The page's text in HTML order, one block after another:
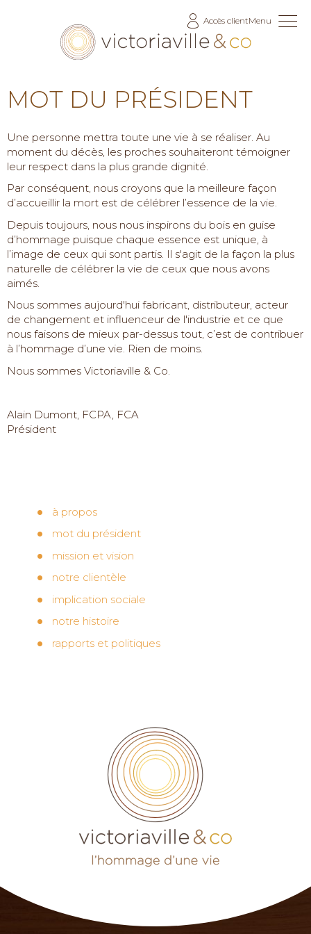
Accès clientMenu
MOT DU PRÉSIDENT
Une personne mettra toute une vie à se réaliser. Au
moment du décès, les proches souhaiteront témoigner
leur respect dans la plus grande dignité.
Par conséquent, nous croyons que la meilleure façon
d’accueillir la mort est de célébrer l’essence de la vie.
Depuis toujours, nous nous inspirons du bois en guise
d’hommage puisque chaque essence est unique, à
l’image de ceux qui sont partis. Il s'agit de la façon la plus
naturelle de célébrer la vie de ceux que nous avons
aimés.
Nous sommes aujourd'hui fabricant, distributeur, acteur
de changement et influenceur de l'industrie et ce que
nous faisons de mieux par-dessus tout, c’est de contribuer
à l’hommage d’une vie. Rien de moins.
Nous sommes Victoriaville & Co.
Alain Dumont, FCPA, FCA
Président
à propos
mot du président
mission et vision
notre clientèle
implication sociale
notre histoire
rapports et politiques